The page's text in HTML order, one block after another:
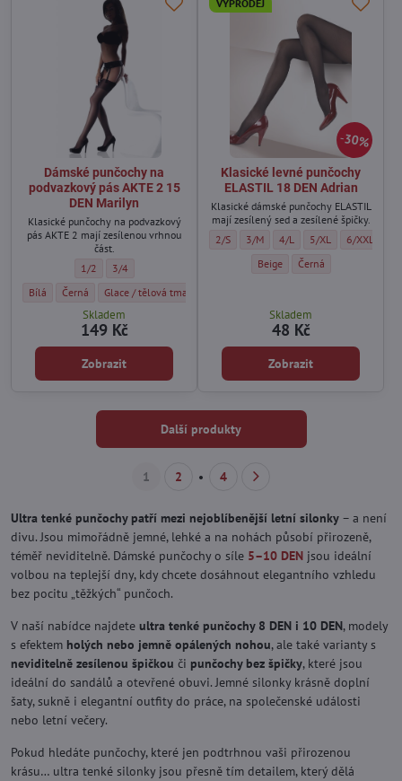
Dámské punčochy na
podvazkový pás AKTE 2 15
DEN Marilyn
Klasické punčochy na podvazkový
pás AKTE 2 mají zesílenou vrhnou
část.
Dámské punčochy na podvazkový pás AKTE 2 15 DEN Marilyn -
1/2 Dámské punčochy na podvazkový pás AKTE 2 15 DEN Marilyn -
3/4
Dámské punčochy na podvazkový pás AKTE 2 15 DEN Marilyn - Barva:
Bílá Dámské punčochy na podvazkový pás AKTE 2 15 DEN Marilyn - Barva:
Černá Dámské punčochy na podvazkový pás AKTE 2 15 DEN Marilyn -
Glace / tělová tmavá
Skladem
149 Kč
Zobrazit
30%
VÝPRODEJ
Klasické levné punčochy
ELASTIL 18 DEN Adrian
Klasické dámské punčochy ELASTIL
mají zesílený sed a zesílené špičky.
Klasické levné punčochy ELASTIL 18
2/S Klasické levné punčochy ELASTIL
3/M Klasické levné punčochy
4/L Klasické levné
5/XL Klasické
6/XXL
Klasické levné punčochy
Beige Klasické levné
Černá
Skladem
48 Kč
Zobrazit
Další produkty
1 2 4
Ultra tenké punčochy patří mezi nejoblíbenější letní silonky – a není
divu. Jsou mimořádně jemné, lehké a na nohách působí přirozeně,
téměř neviditelně. Dámské punčochy o síle 5–10 DEN jsou ideální
volbou na teplejší dny, kdy chcete dosáhnout elegantního vzhledu
bez pocitu „těžkých“ punčoch.
V naší nabídce najdete ultra tenké punčochy 8 DEN i 10 DEN, modely
s efektem holých nebo jemně opálených nohou, ale také varianty s
neviditelně zesílenou špičkou či punčochy bez špičky, které jsou
ideální do sandálů a otevřené obuvi. Jemné silonky krásně doplní
šaty, sukně i elegantní outfity do práce, na společenské události
nebo letní večery.
Pokud hledáte punčochy, které jen podtrhnou vaši přirozenou
krásu… ultra tenké silonky jsou přesně tím detailem, který dělá